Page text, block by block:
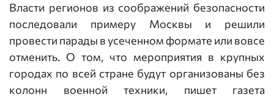
Власти регионов из соображений безопасности
последовали примеру Москвы и решили
провести парады в усеченном формате или вовсе
отменить. О том, что мероприятия в крупных
городах по всей стране будут организованы без
колонн военной техники, пишет газета